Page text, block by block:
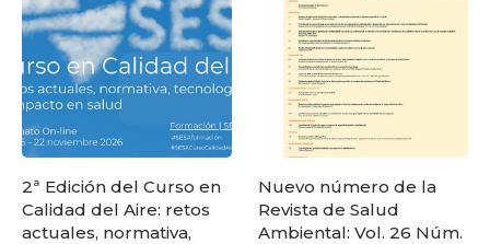
2ª Edición del Curso en
Calidad del Aire: retos
actuales, normativa,
Nuevo número de la
Revista de Salud
Ambiental: Vol. 26 Núm.